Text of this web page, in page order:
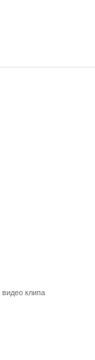
клипа